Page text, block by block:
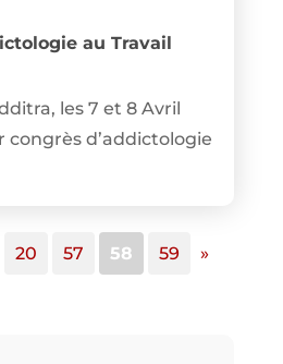
au Travail
les 7 et 8 Avril
congrès d’addictologie
20 57 58 59 »